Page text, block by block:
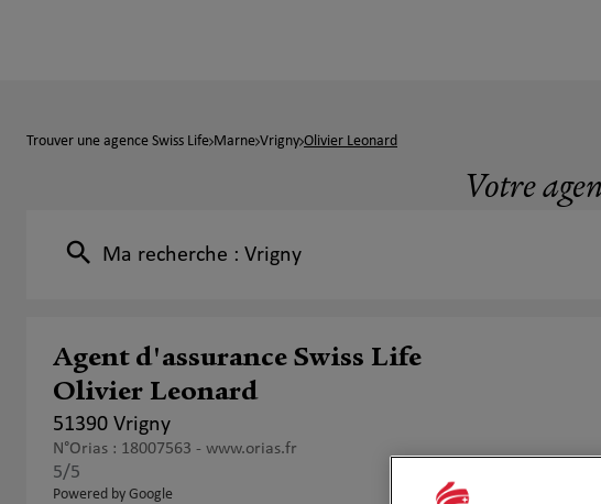
Trouver une agence Swiss Life Marne Vrigny Olivier Leonard
Votre
Ma recherche : Vrigny
Agent d'assurance Swiss Life
Olivier Leonard
51390 Vrigny
N°Orias : 18007563 - www.orias.fr
5/5
Powered by Google